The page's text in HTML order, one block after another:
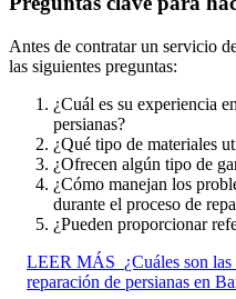
Antes de contratar un servicio
las siguientes preguntas:
¿Cuál es su experiencia
persianas?
¿Qué tipo de materiales
¿Ofrecen algún tipo de
¿Cómo manejan los
durante el proceso de
¿Pueden proporcionar
LEER MÁS ¿Cuáles son
reparación de persianas en